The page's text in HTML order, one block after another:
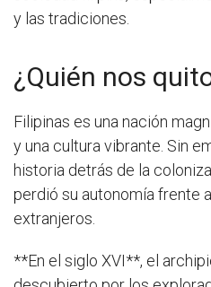
y las tradiciones.
¿Quién nos
Filipinas es una nación
y una cultura vibrante. Sin
historia detrás de la
perdió su autonomía frente
extranjeros.
**En el siglo XVI**, el